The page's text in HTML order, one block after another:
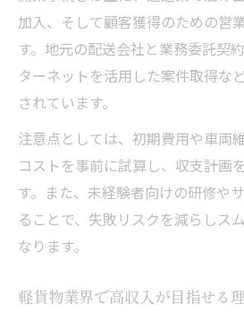
軽貨物車両選びが事業成
由
軽貨物ビジネス開業時の
効率的な配送ルート構築で
軽貨物で効率的なルー
軽貨物配送で時短と収
る理由
加入、そして顧客獲得のための営
す。地元の配送会社と業務委託契
ターネットを活用した案件取得な
されています。
注意点としては、初期費用や車両
コストを事前に試算し、収支計画
す。また、未経験者向けの研修や
ることで、失敗リスクを減らしス
なります。
軽貨物業界で高収入が目指せる